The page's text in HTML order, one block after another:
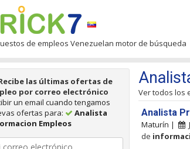
de empleos Venezuelan motor de búsqueda
las últimas ofertas de
por correo electrónico
un email cuando tengamos
ofertas para:
Analista
Empleos
Ver todos los
Analista
Maturín |
de